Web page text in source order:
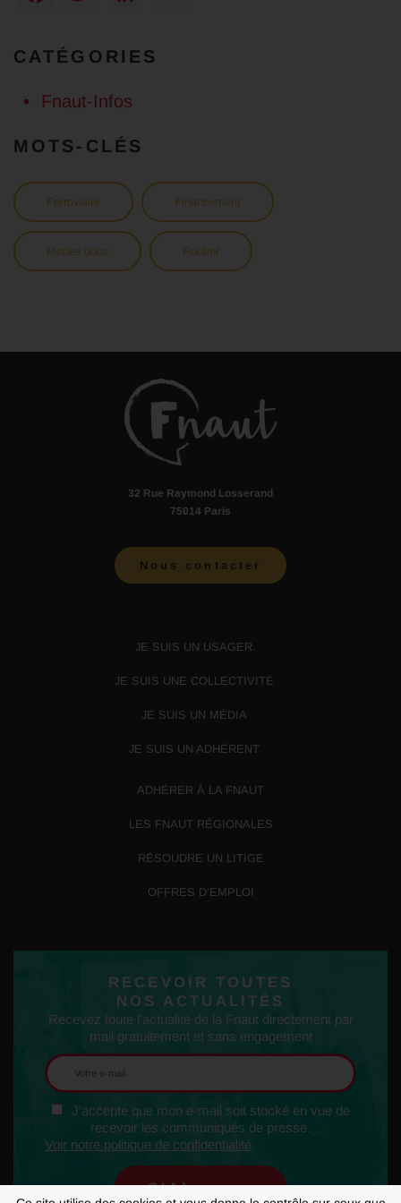
CATÉGORIES
Fnaut-Infos
MOTS-CLÉS
Ferroviaire Financement
Modes doux Routier
32 Rue Raymond Losserand
75014 Paris
Nous contacter
JE SUIS UN USAGER
JE SUIS UNE COLLECTIVITÉ
JE SUIS UN MÉDIA
JE SUIS UN ADHÉRENT
ADHÉRER À LA FNAUT
LES FNAUT RÉGIONALES
RÉSOUDRE UN LITIGE
OFFRES D’EMPLOI
RECEVOIR TOUTES
NOS ACTUALITÉS
Recevez toute l'actualité de la Fnaut directement par
mail gratuitement et sans engagement
J'accepte que mon e-mail soit stocké en vue de
recevoir les communiqués de presse.
Voir notre politique de confidentialité